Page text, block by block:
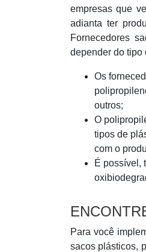
empresas que
adianta ter
Fornecedores
depender do tipo
Os
outros;
O
tipos de
com o
É possível,
Para você
sacos plásticos,